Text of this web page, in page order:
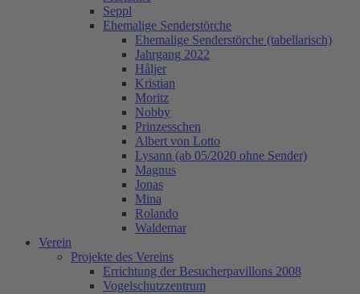
Seppl
Ehemalige Senderstörche
Ehemalige Senderstörche (tabellarisch)
Jahrgang 2022
Håljer
Kristian
Moritz
Nobby
Prinzesschen
Albert von Lotto
Lysann (ab 05/2020 ohne Sender)
Magnus
Jonas
Mina
Rolando
Waldemar
Verein
Projekte des Vereins
Errichtung der Besucherpavillons 2008
Vogelschutzzentrum